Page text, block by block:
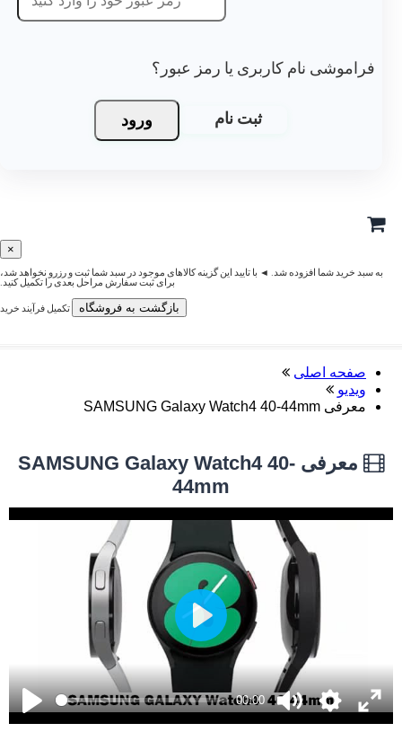
فراموشی نام کاربری یا رمز عبور؟
ورود ثبت نام
×
به سبد خرید شما افزوده شد. ◄ با تایید این گزینه کالاهای موجود در سبد شما ثبت و رزرو نخواهد شد،
برای ثبت سفارش مراحل بعدی را تکمیل کنید.
بازگشت به فروشگاه تکمیل فرآیند خرید
صفحه اصلی
ویدیو
معرفی SAMSUNG Galaxy Watch4 40-44mm
معرفی SAMSUNG Galaxy Watch4 40-
44mm
00:00
Play